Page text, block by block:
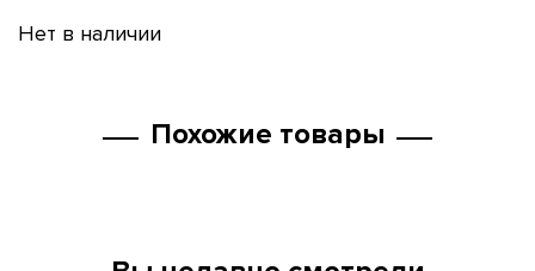
Нет в наличии
Похожие товары